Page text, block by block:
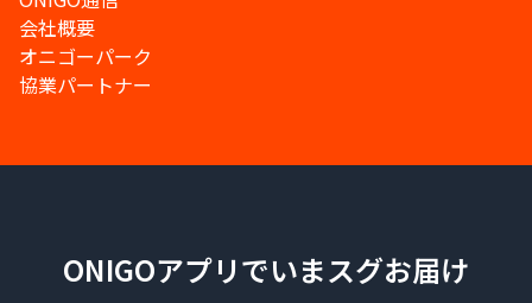
会社概要
オニゴーパーク
協業パートナー
ONIGOアプリでいまスグお届け